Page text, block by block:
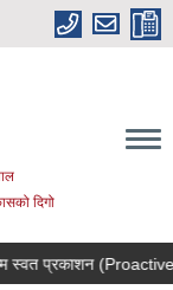
दिगो
प्रकाशन (Proactive